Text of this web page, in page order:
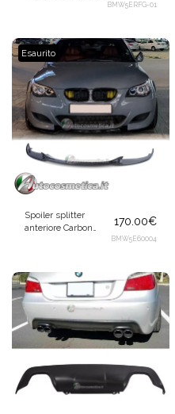
radiatore doppia aletta
2010
BMW5ERFG-01
Esaurito
Spoiler splitter
anteriore Carbon
Look lucido per BMW
170.00€
BMW5E60004